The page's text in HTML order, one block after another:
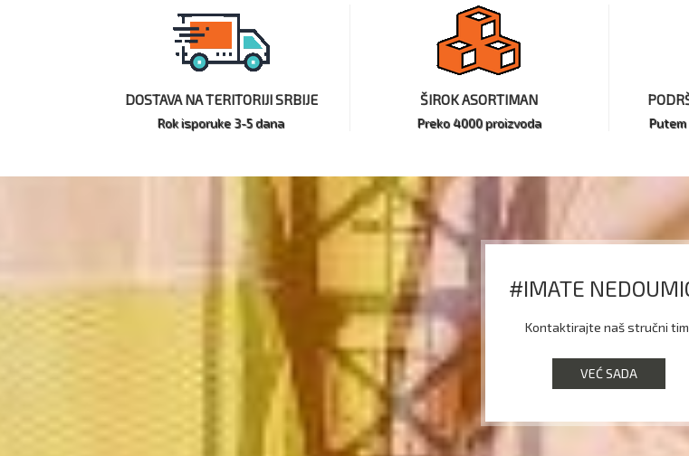
DOSTAVA NA TERITORIJI SRBIJE
Rok isporuke 3-5 dana
ŠIROK ASORTIMAN
Preko 4000 proizvoda
#IMATE
Kontaktirajte naš stručni
VEĆ SADA